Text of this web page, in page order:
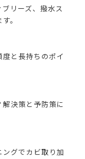
リーズ、撥水ス
。
と長持ちのポイ
決策と予防策に
グでカビ取り加